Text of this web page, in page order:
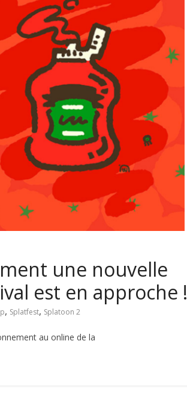
une nouvelle
est en approche !
, Splatfest, Splatoon 2
au online de la